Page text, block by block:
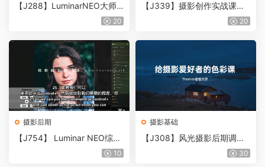
【J288】LuminarNEO大师
20
【J339】摄影创作实战课：
人像风光旅行静物生活纪实20
摄影后期
【J754】 Luminar NEO综合
完整修图大师班教程-中英字10
摄影基础
【J308】风光摄影后期调色
摄影爱好者的色彩必修课
30